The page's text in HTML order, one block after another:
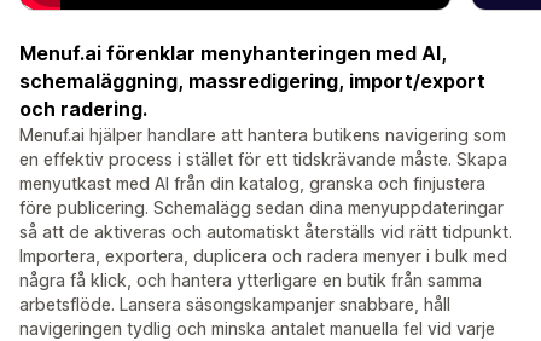
Menuf.ai förenklar menyhanteringen med AI,
schemaläggning, massredigering, import/export
och radering.
Menuf.ai hjälper handlare att hantera butikens navigering som
en effektiv process i stället för ett tidskrävande måste. Skapa
menyutkast med AI från din katalog, granska och finjustera
före publicering. Schemalägg sedan dina menyuppdateringar
så att de aktiveras och automatiskt återställs vid rätt tidpunkt.
Importera, exportera, duplicera och radera menyer i bulk med
några få klick, och hantera ytterligare en butik från samma
arbetsflöde. Lansera säsongskampanjer snabbare, håll
navigeringen tydlig och minska antalet manuella fel vid varje